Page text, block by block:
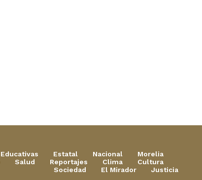
Educativas Estatal Nacional
Morelia
Salud Reportajes Clima
Cultura
Sociedad
El Mirador Justicia